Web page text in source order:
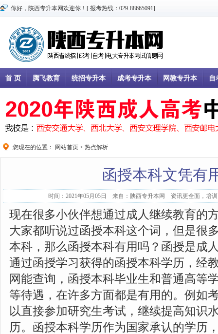
你好，陕西专升本网欢迎你！[ 报考热线：029-88665091]
首 页 腾飞教育 统招专升本 成考专升本 网教专升本 自
您现在的位置： 网站首页 > 热点解析
函授本科文凭有
时间：2021年05月05日 来自：陕西专升本网 资讯更全面，培
现在很多小伙伴想通过成人继续教育的
大家都听说过函授本科这个词，但是很
本科，那么函授本科有用吗？函授是成
通过函授学习获得的函授本科学历，经
网能查询，函授本科毕业生和普通高等
等待遇，在许多方面都是有用的。例如
以直接参加研究生考试，继续提高知识
历。函授本科学历作为国家承认的学历